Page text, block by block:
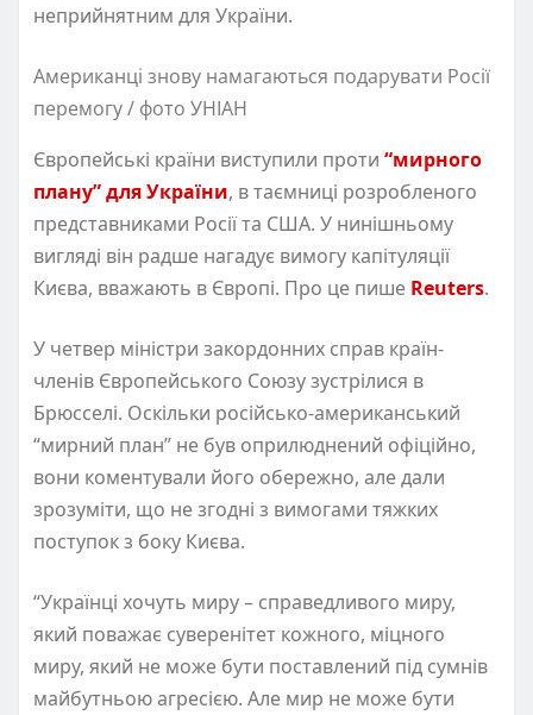
неприйнятним для України.
Американці знову намагаються подарувати Росії
перемогу / фото УНІАН
Європейські країни виступили проти “мирного
плану” для України, в таємниці розробленого
представниками Росії та США. У нинішньому
вигляді він радше нагадує вимогу капітуляції
Києва, вважають в Європі. Про це пише Reuters.
У четвер міністри закордонних справ країн-
членів Європейського Союзу зустрілися в
Брюсселі. Оскільки російсько-американський
“мирний план” не був оприлюднений офіційно,
вони коментували його обережно, але дали
зрозуміти, що не згодні з вимогами тяжких
поступок з боку Києва.
“Українці хочуть миру – справедливого миру,
який поважає суверенітет кожного, міцного
миру, який не може бути поставлений під сумнів
майбутньою агресією. Але мир не може бути